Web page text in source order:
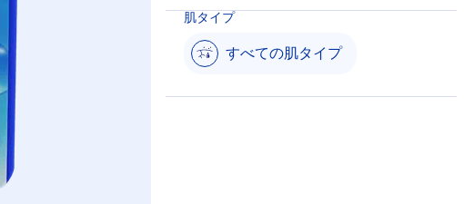
125 g
140 g
肌タイプ
すべての肌タイプ